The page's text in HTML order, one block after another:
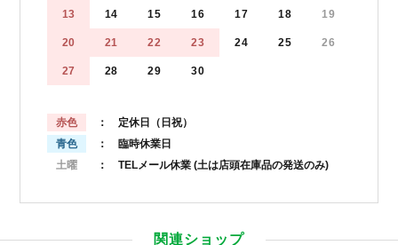
13 14 15 16 17 18 19
20 21 22 23 24 25 26
27 28 29 30
赤色
： 定休日（日祝）
青色
： 臨時休業日
土曜
： TELメール休業 (土は店頭在庫品の発送のみ)
関連ショップ